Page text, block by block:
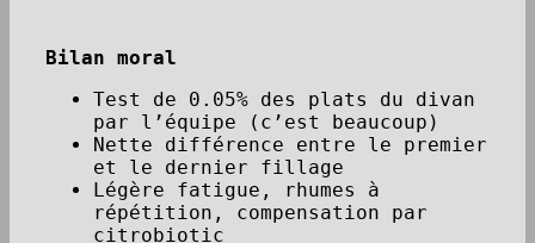
Bilan moral
Test de 0.05% des plats du divan
par l’équipe (c’est beaucoup)
Nette différence entre le premier
et le dernier fillage
Légère fatigue, rhumes à
répétition, compensation par
citrobiotic